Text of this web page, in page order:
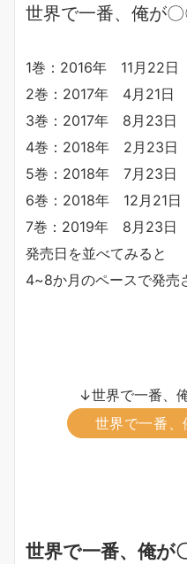
世界で一番、俺が
1巻：2016年 11月22日
2巻：2017年 4月21日
3巻：2017年 8月23日
4巻：2018年 2月23日
5巻：2018年 7月23日
6巻：2018年 12月21日
7巻：2019年 8月23日
発売日を並べてみると
4~8か月のペースで発売
↓世界で一番、
世界で一番、
世界で一番、俺